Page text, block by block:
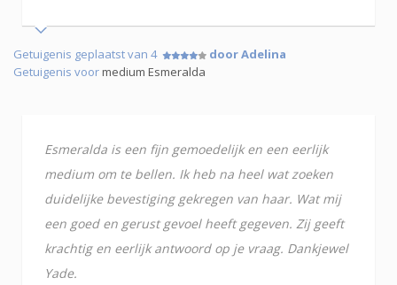
Getuigenis geplaatst van 4
door Adelina
Getuigenis voormedium Esmeralda
Esmeralda is een fijn gemoedelijk en een eerlijk
medium om te bellen. Ik heb na heel wat zoeken
duidelijke bevestiging gekregen van haar. Wat mij
een goed en gerust gevoel heeft gegeven. Zij geeft
krachtig en eerlijk antwoord op je vraag. Dankjewel
Yade.